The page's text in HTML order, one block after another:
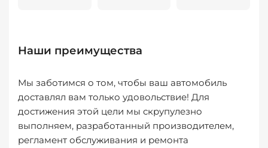
Наши преимущества
Мы заботимся о том, чтобы ваш автомобиль
доставлял вам только удовольствие! Для
достижения этой цели мы скрупулезно
выполняем, разработанный производителем,
регламент обслуживания и ремонта